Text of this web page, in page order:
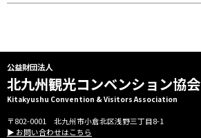
公益財団法人
北九州観光コンベンション協会
Kitakyushu Convention & Visitors Association
〒802-0001 北九州市小倉北区浅野三丁目8-1
▶ お問い合わせはこちら